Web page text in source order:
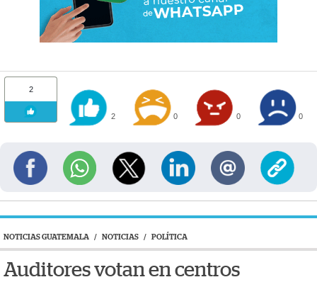
2
2 0 0 0
NOTICIAS GUATEMALA / NOTICIAS / POLÍTICA
Auditores votan en centros